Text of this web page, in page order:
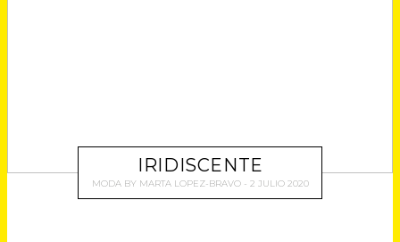
IRIDISCENTE
MODA BY MARTA LOPEZ-BRAVO 2 JULIO 2020